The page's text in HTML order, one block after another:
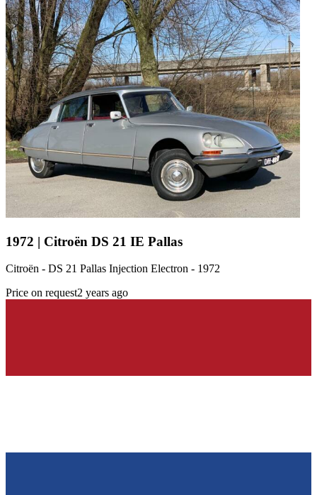
1972 | Citroën DS 21 IE Pallas
Citroën - DS 21 Pallas Injection Electron - 1972
Price on request2 years ago